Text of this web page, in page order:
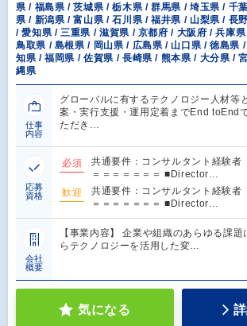
県 / 福島県 / 茨城県 / 栃木県 / 群馬県 / 埼玉県 / 千
県 / 新潟県 / 富山県 / 石川県 / 福井県 / 山梨県 / 長
/ 愛知県 / 三重県 / 滋賀県 / 京都府 / 大阪府 / 兵庫
鳥取県 / 島根県 / 岡山県 / 広島県 / 山口県 / 徳島県
知県 / 福岡県 / 佐賀県 / 長崎県 / 熊本県 / 大分県 /
縄県
仕事
内容
グローバルに有するテクノロジー人材等
案・実行支援・運用定着までEnd toEnd
ただき…
応募
資格
必須
共通要件：コンサルタント経験者
＝＝＝＝＝＝＝ ■Director…
歓迎
共通要件：コンサルタント経験者
＝＝＝＝＝＝＝ ■Director…
会社
概要
【事業内容】 企業や組織のあらゆる課
らテクノロジーを活用した変…
気になる